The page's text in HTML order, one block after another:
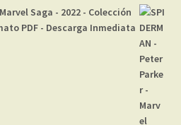
Saga - 2022 - Colección
PDF - Descarga Inmediata